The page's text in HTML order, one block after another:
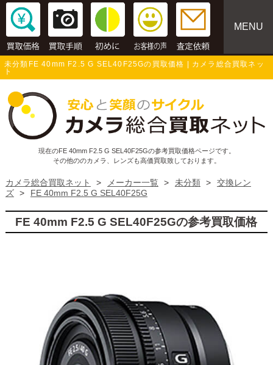
MENU
未分類FE 40mm F2.5 G SEL40F25Gの買取価格 | カメラ総合買取ネッ
ト
現在のFE 40mm F2.5 G SEL40F25Gの参考買取価格ページです。
その他ののカメラ、レンズも高価買取致しております。
カメラ総合買取ネット > メーカー一覧 > 未分類 >
交換レン
ズ > FE 40mm F2.5 G SEL40F25G
FE 40mm F2.5 G SEL40F25Gの参考買取価格